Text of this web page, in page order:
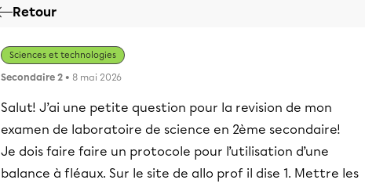
Retour
Sciences et technologies
Secondaire 2 • 8 mai 2026
Salut! J’ai une petite question pour la revision de mon
examen de laboratoire de science en 2ème secondaire!
Je dois faire faire un protocole pour l’utilisation d’une
balance à fléaux. Sur le site de allo prof il dise 1. Mettre les